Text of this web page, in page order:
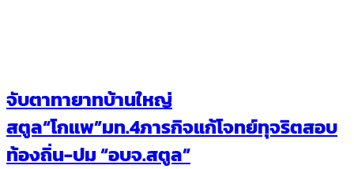
จับตาทายาทบ้านใหญ่
สตูล“โกแพ”มท.4ภารกิจแก้โจทย์ทุจริตสอบ
ท้องถิ่น-ปม “อบจ.สตูล”